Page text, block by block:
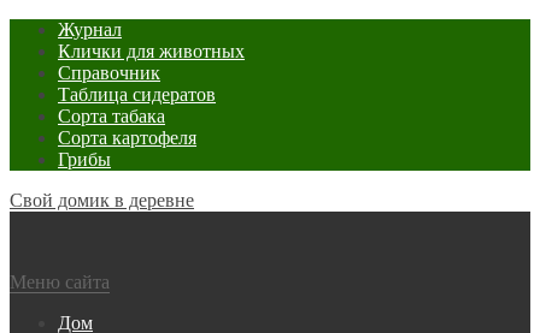
Журнал
Клички для животных
Справочник
Таблица сидератов
Сорта табака
Сорта картофеля
Грибы
Свой домик в деревне
Меню сайта
Дом